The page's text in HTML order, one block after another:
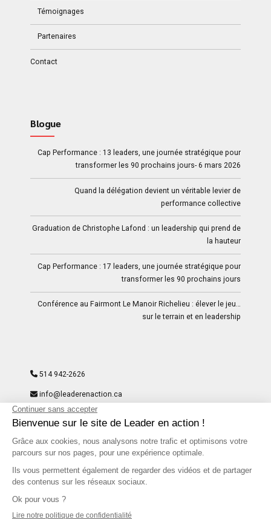
Témoignages
Partenaires
Contact
Blogue
Cap Performance : 13 leaders, une journée stratégique pour
transformer les 90 prochains jours- 6 mars 2026
Quand la délégation devient un véritable levier de
performance collective
Graduation de Christophe Lafond : un leadership qui prend de
la hauteur
Cap Performance : 17 leaders, une journée stratégique pour
transformer les 90 prochains jours
Conférence au Fairmont Le Manoir Richelieu : élever le jeu…
sur le terrain et en leadership
514 942-2626
info@leaderenaction.ca
9297-8204 Quebec Inc
Facebook